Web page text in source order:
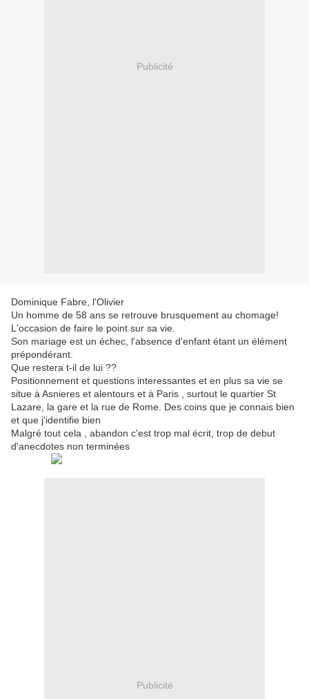
Publicité
Dominique Fabre, l'Olivier
Un homme de 58 ans se retrouve brusquement au chomage!
L'occasion de faire le point sur sa vie.
Son mariage est un échec, l'absence d'enfant étant un élément
prépondérant.
Que restera t-il de lui ??
Positionnement et questions interessantes et en plus sa vie se
situe à Asnieres et alentours et à Paris , surtout le quartier St
Lazare, la gare et la rue de Rome. Des coins que je connais bien
et que j'identifie bien
Malgré tout cela , abandon c'est trop mal écrit, trop de debut
d'anecdotes non terminées
Publicité